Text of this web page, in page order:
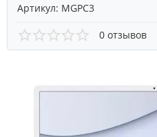
Артикул: MGPC3
0 отзывов